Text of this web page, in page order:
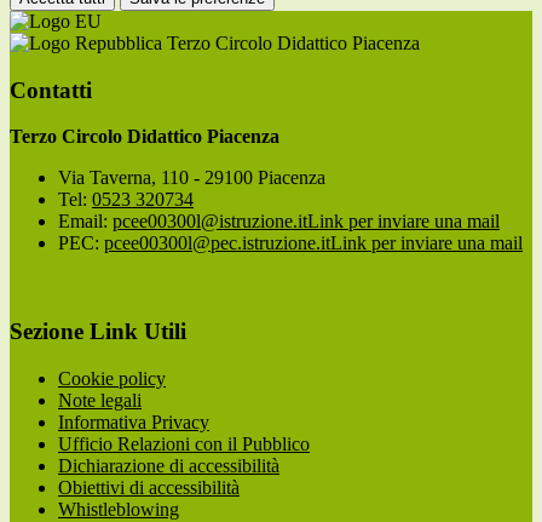
Terzo Circolo Didattico Piacenza
Contatti
Terzo Circolo Didattico Piacenza
Via Taverna, 110 - 29100 Piacenza
Tel: 0523 320734
Email: pcee00300l@istruzione.itLink per inviare una mail
PEC: pcee00300l@pec.istruzione.itLink per inviare una mail
Sezione Link Utili
Cookie policy
Note legali
Informativa Privacy
Ufficio Relazioni con il Pubblico
Dichiarazione di accessibilità
Obiettivi di accessibilità
Whistleblowing